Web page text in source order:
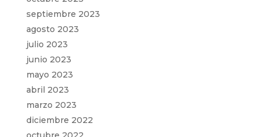
septiembre 2023
agosto 2023
julio 2023
junio 2023
mayo 2023
abril 2023
marzo 2023
diciembre 2022